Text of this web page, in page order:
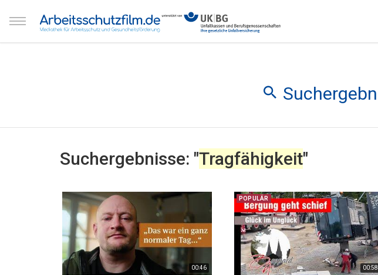
Suchergebnisse: "Tragfähigkeit"
00:46 00:58
POPULÄR